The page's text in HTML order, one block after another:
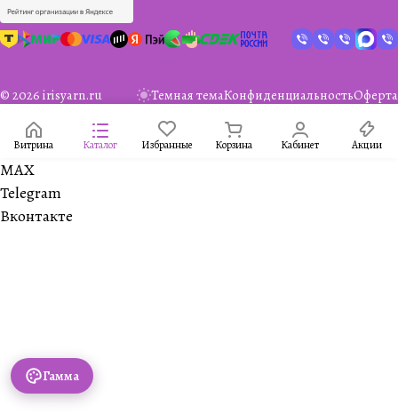
© 2026 irisyarn.ru Темная темаКонфиденциальностьОферта
Витрина Каталог Избранные Корзина Кабинет Акции
Гамма
MAX
Telegram
Вконтакте